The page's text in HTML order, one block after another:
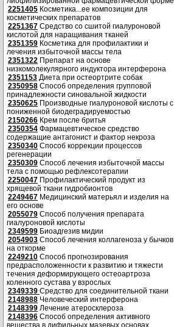
2251405 Косметика...ее композиции для
косметических препаратов
2251367 Средство со сшитой гиалуроновой
кислотой для наращивания тканей
2351359 Косметика для профилактики и
лечения избыточной массы тела
2351322 Препарат на основе
низкомолекулярного индуктора интерферона
2351153 Диета при остеортрите собак
2350958 Способ определения групповой
принадлежности синовальной жидкости
2350625 Производные гиалуроновой кислоты с
пониженной биодеградируемостью
2150266 Крем после бритья
2350354 Фармацевтическое средство
содержащие антагонист и фактор некроза
2350340 Способ коррекции процессов
регенерации
2350309 Способ лечения избыточной массы
тела с помощью рефлексотерапии
2250047 Профилактический продукт из
хрящевой ткани гидробионтов
2249467 Медицинский матерьял и изделия на
его основе
2055079 Способ получения препарата
гиалуроновой кислоты
2349599 Биоадгезив мидии
2054903 Способ лечения коллагеноза у бычков
на откорме
2249210 Способ прогнозирования
предрасположенности к развитию и тяжести
течения деформирующего остеоартроза
коленного сустава у взрослых
2349339 Средство для соединительной ткани
2148988 Человеческий интерферона
2148399 Лечение атеросклероза
2148396 Способ определения активного
вещества в дифильных мазевых основах